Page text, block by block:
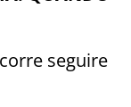
seguire